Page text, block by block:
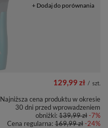
129,99 zł / szt.
Najniższa cena produktu w okresie
30 dni przed wprowadzeniem
obniżki:139,99 zł-7%
Cena regularna:169,99 zł-24%
+ Dodaj do porównania